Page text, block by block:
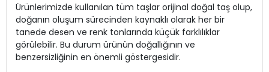
Ürünlerimizde kullanılan tüm taşlar orijinal doğal taş olup,
doğanın oluşum sürecinden kaynaklı olarak her bir
tanede desen ve renk tonlarında küçük farklılıklar
görülebilir. Bu durum ürünün doğallığının ve
benzersizliğinin en önemli göstergesidir.